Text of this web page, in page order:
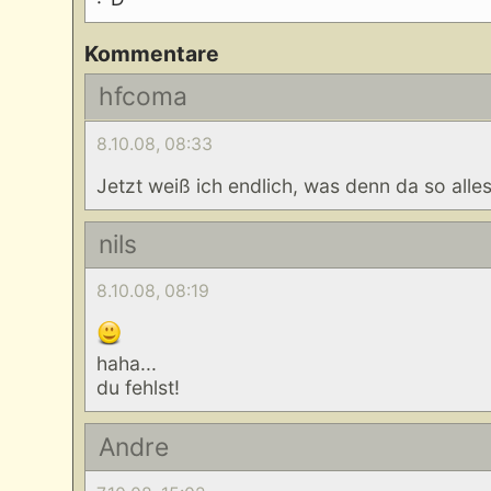
Kommentare
hfcoma
8.10.08, 08:33
Jetzt weiß ich endlich, was denn da so
nils
8.10.08, 08:19
haha...
du fehlst!
Andre